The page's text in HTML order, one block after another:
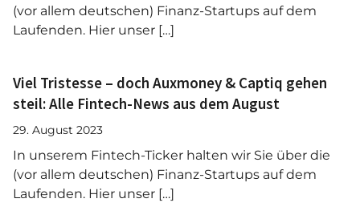
(vor allem deutschen) Finanz-Startups auf dem
Laufenden. Hier unser […]
Viel Tristesse – doch Auxmoney & Captiq gehen
steil: Alle Fintech-News aus dem August
29. August 2023
In unserem Fintech-Ticker halten wir Sie über die
(vor allem deutschen) Finanz-Startups auf dem
Laufenden. Hier unser […]